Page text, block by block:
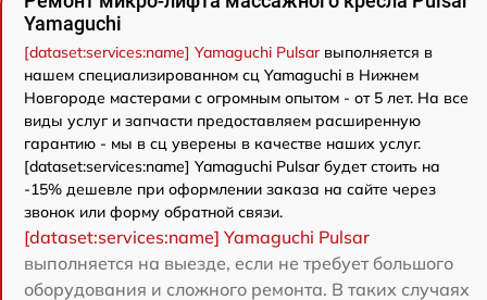
Yamaguchi
[dataset:services:name] Yamaguchi Pulsarвыполняется в
нашем специализированном сц Yamaguchi в Нижнем
Новгороде мастерами с огромным опытом - от 5 лет. На все
виды услуг и запчасти предоставляем расширенную
гарантию - мы в сц уверены в качестве наших услуг.
[dataset:services:name] Yamaguchi Pulsar будет стоить на
-15% дешевле при оформлении заказа на сайте через
звонок или форму обратной связи.
[dataset:services:name] Yamaguchi Pulsar
выполняется на выезде, если не требует большого
оборудования и сложного ремонта. В таких случаях